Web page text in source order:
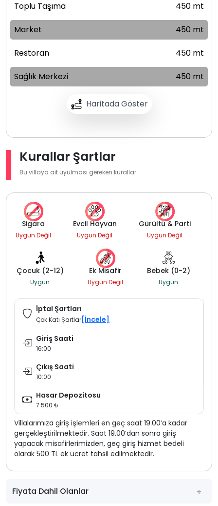
Haritada Göster
Toplu Taşıma 450 mt
Market 450 mt
Restoran 450 mt
Sağlık Merkezi 450 mt
Kurallar Şartlar
Bu villaya ait uyulması gereken kurallar
Sigara
Uygun Değil
Evcil Hayvan
Uygun Değil
Gürültü & Parti
Uygun Değil
Çocuk (2-12)
Uygun
Ek Misafir
Uygun Değil
Bebek (0-2)
Uygun
İptal Şartları
Çok Katı Şartlar [İncele]
Giriş Saati
16:00
Çıkış Saati
10:00
Hasar Depozitosu
7.500 ₺
Villalarımıza giriş işlemleri en geç saat 19.00’a kadar
gerçekleştirilmektedir. Saat 19.00’dan sonra giriş
yapacak misafirlerimizden, geç giriş hizmet bedeli
olarak 500 TL ek ücret tahsil edilmektedir.
Fiyata Dahil Olanlar